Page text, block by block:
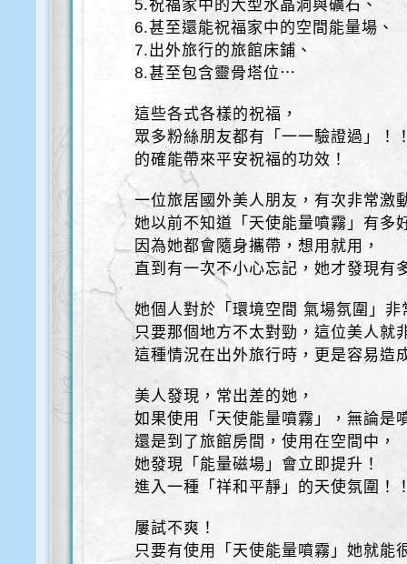
5.祝福家中的大型水晶洞與礦石、
6.甚至還能祝福家中的空間能量場、
7.出外旅行的旅館床鋪、
8.甚至包含靈骨塔位⋯
這些各式各樣的祝福，
眾多粉絲朋友都有「一一驗證過」！
的確能帶來平安祝福的功效！
一位旅居國外美人朋友，有次非常激
她以前不知道「天使能量噴霧」有多
因為她都會隨身攜帶，想用就用，
直到有一次不小心忘記，她才發現有
她個人對於「環境空間 氣場氛圍」非
只要那個地方不太對勁，這位美人就
這種情況在出外旅行時，更是容易造
美人發現，常出差的她，
如果使用「天使能量噴霧」，無論是
還是到了旅館房間，使用在空間中，
她發現「能量磁場」會立即提升！
進入一種「祥和平靜」的天使氛圍！
屢試不爽！
只要有使用「天使能量噴霧」她就能